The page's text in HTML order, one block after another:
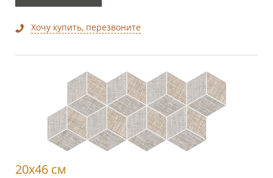
Хочу купить, перезвоните
20x46 см